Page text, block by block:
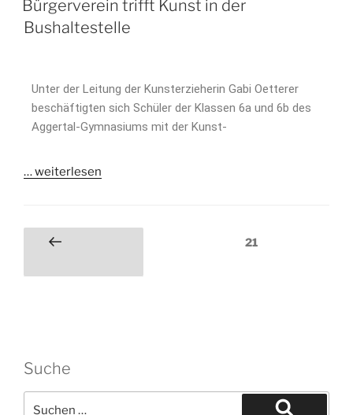
Bürgerverein trifft Kunst in der
Bushaltestelle
Unter der Leitung der Kunsterzieherin Gabi Oetterer
beschäftigten sich Schüler der Klassen 6a und 6b des
Aggertal-Gymnasiums mit der Kunst-
…weiterlesen
21
Suche